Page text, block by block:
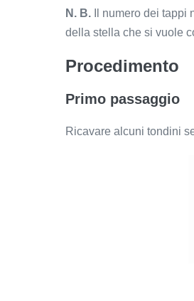
N. B.
Il numero dei
della stella che si vuole
Procedimento
Primo passaggio
Ricavare alcuni tondini